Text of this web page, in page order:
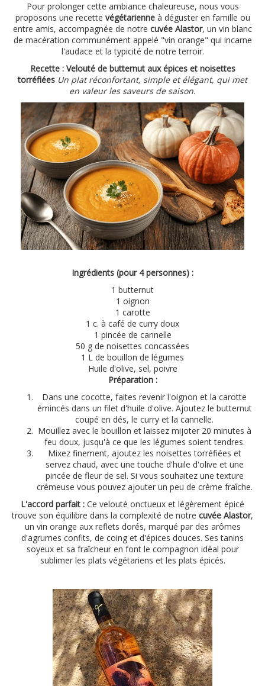
Pour prolonger cette ambiance chaleureuse, nous vous
proposons une recette végétarienneà déguster en famille ou
entre amis, accompagnée de notre cuvée Alastor, un vin blanc
de macération communément appelé "vin orange" qui incarne
l'audace et la typicité de notre terroir.
Recette : Velouté de butternut aux épices et noisettes
torréfiées Un plat réconfortant, simple et élégant, qui met
en valeur les saveurs de saison.
Ingrédients (pour 4 personnes) :
1 butternut
1 oignon
1 carotte
1 c. à café de curry doux
1 pincée de cannelle
50 g de noisettes concassées
1 L de bouillon de légumes
Huile d'olive, sel, poivre
Préparation :
Dans une cocotte, faites revenir l'oignon et la carotte
émincés dans un filet d'huile d'olive. Ajoutez le butternut
coupé en dés, le curry et la cannelle.
Mouillez avec le bouillon et laissez mijoter 20 minutes à
feu doux, jusqu'à ce que les légumes soient tendres.
Mixez finement, ajoutez les noisettes torréfiées et
servez chaud, avec une touche d'huile d'olive et une
pincée de fleur de sel. Si vous souhaitez une texture
crémeuse vous pouvez ajouter un peu de crème fraîche.
L'accord parfait : Ce velouté onctueux et légèrement épicé
trouve son équilibre dans la complexité de notre cuvée Alastor,
un vin orange aux reflets dorés, marqué par des arômes
d'agrumes confits, de coing et d'épices douces. Ses tanins
soyeux et sa fraîcheur en font le compagnon idéal pour
sublimer les plats végétariens et les plats épicés.